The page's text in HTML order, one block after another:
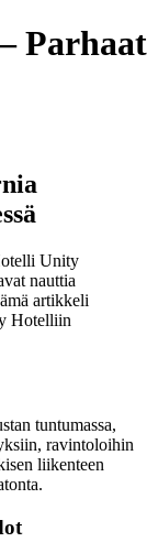
Parhaat
Unity
nauttia
artikkeli
Hotelliin
tuntumassa,
ravintoloihin
liikenteen